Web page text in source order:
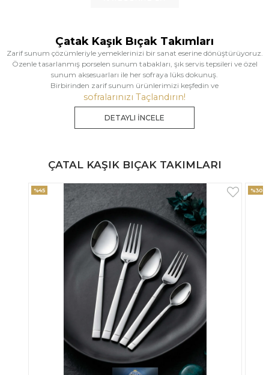
Çatak Kaşık Bıçak Takımları
Zarif sunum çözümleriyle yemeklerinizi bir sanat eserine dönüştürüyoruz.
Özenle tasarlanmış porselen sunum tabakları, şık servis tepsileri ve özel
sunum aksesuarları ile her sofraya lüks dokunuş.
Birbirinden zarif sunum ürünlerimizi keşfedin ve
sofralarınızı Taçlandırın!
DETAYLI İNCELE
ÇATAL KAŞIK BIÇAK TAKIMLARI
%30 %33